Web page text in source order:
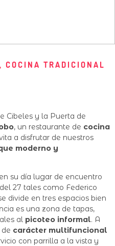
COCINA TRADICIONAL
Cibeles y la Puerta de
, un restaurante de cocina
a disfrutar de nuestros
moderno y
su día lugar de encuentro
27 tales como Federico
divide en tres espacios bien
es una zona de tapas,
al picoteo informal. A
carácter multifuncional
con parrilla a la vista y